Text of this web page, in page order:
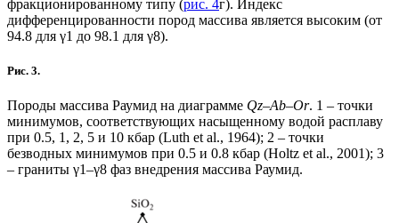
фракционированному типу (рис. 4г). Индекс
дифференцированности пород массива является высоким (от
94.8 для γ1 до 98.1 для γ8).
Рис. 3.
Породы массива Раумид на диаграмме Qz‒Ab–Or. 1 – точки
минимумов, соответствующих насыщенному водой расплаву
при 0.5, 1, 2, 5 и 10 кбар (Luth et al., 1964); 2 – точки
безводных минимумов при 0.5 и 0.8 кбар (Holtz et al., 2001); 3
– граниты γ1–γ8 фаз внедрения массива Раумид.